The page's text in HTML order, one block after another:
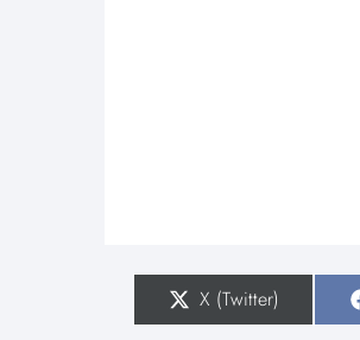
S
X (Twitter)